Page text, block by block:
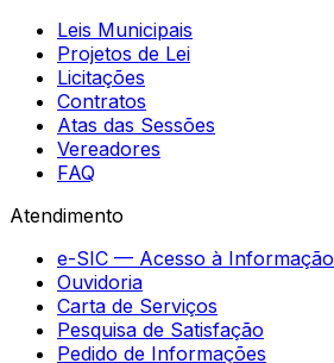
Leis Municipais
Projetos de Lei
Licitações
Contratos
Atas das Sessões
Vereadores
FAQ
Atendimento
e-SIC — Acesso à Informação
Ouvidoria
Carta de Serviços
Pesquisa de Satisfação
Pedido de Informações